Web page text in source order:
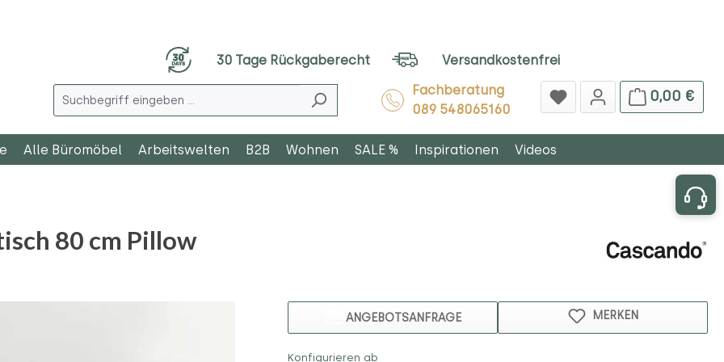
30 Tage Rückgaberecht
Versandkostenfrei
Fachberatung
089 548065160
0,00 €
Alle Büromöbel Arbeitswelten B2B Wohnen SALE % Inspirationen Videos
80 cm Pillow
ANGEBOTSANFRAGE MERKEN
Konfigurieren ab